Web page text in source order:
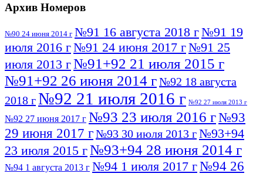
Архив Номеров
№90 24 июня 2014 г №91 16 августа 2018 г№91 19
июля 2016 г№91 24 июня 2017 г№91 25
июля 2013 г№91+92 21 июля 2015 г
№91+92 26 июня 2014 г№92 18 августа
2018 г№92 21 июля 2016 г №92 27 июля 2013 г
№92 27 июня 2017 г №93 23 июля 2016 г№93
29 июня 2017 г№93 30 июля 2013 г№93+94
23 июля 2015 г№93+94 28 июня 2014 г
№94 1 августа 2013 г №94 1 июля 2017 г№94 26